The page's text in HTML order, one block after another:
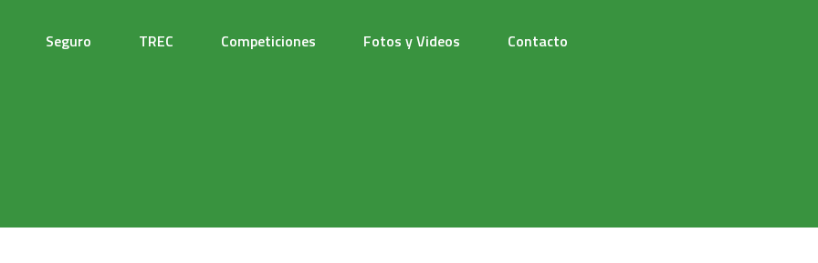
Seguro TREC Competiciones Fotos y Videos Contacto